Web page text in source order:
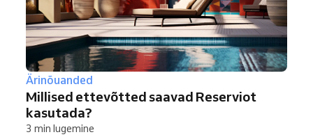
Ärinõuanded
Millised ettevõtted saavad Reserviot
kasutada?
3 min lugemine